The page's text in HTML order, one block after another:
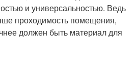
и универсальностью. Ведь
проходимость помещения,
должен быть материал для